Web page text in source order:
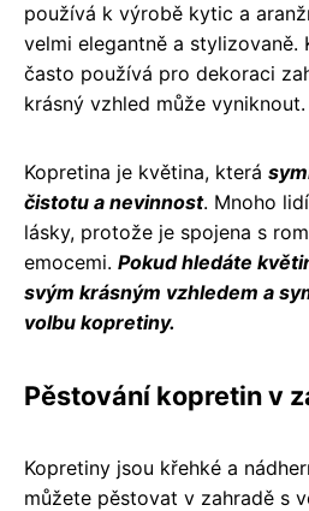
používá k výrobě kytic a
velmi elegantně a stylizovaně.
často používá pro dekoraci
krásný vzhled může vyniknout.
Kopretina je květina, která
čistotu a nevinnost. Mnoho
lásky, protože je spojena s
emocemi. Pokud hledáte
svým krásným vzhledem a
volbu kopretiny.
Pěstování kopretin v
Kopretiny jsou křehké a
můžete pěstovat v zahradě s